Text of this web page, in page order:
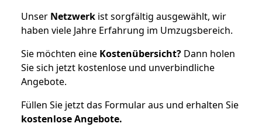
Unser Netzwerk ist sorgfältig ausgewählt, wir
haben viele Jahre Erfahrung im Umzugsbereich.
Sie möchten eine Kostenübersicht? Dann holen
Sie sich jetzt kostenlose und unverbindliche
Angebote.
Füllen Sie jetzt das Formular aus und erhalten Sie
kostenloseAngebote.